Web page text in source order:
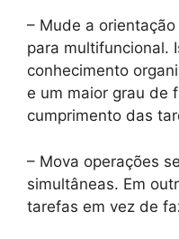
– Mude a
para multifuncional.
conhecimento
e um maior grau de
cumprimento das
– Mova operações
simultâneas. Em
tarefas em vez de